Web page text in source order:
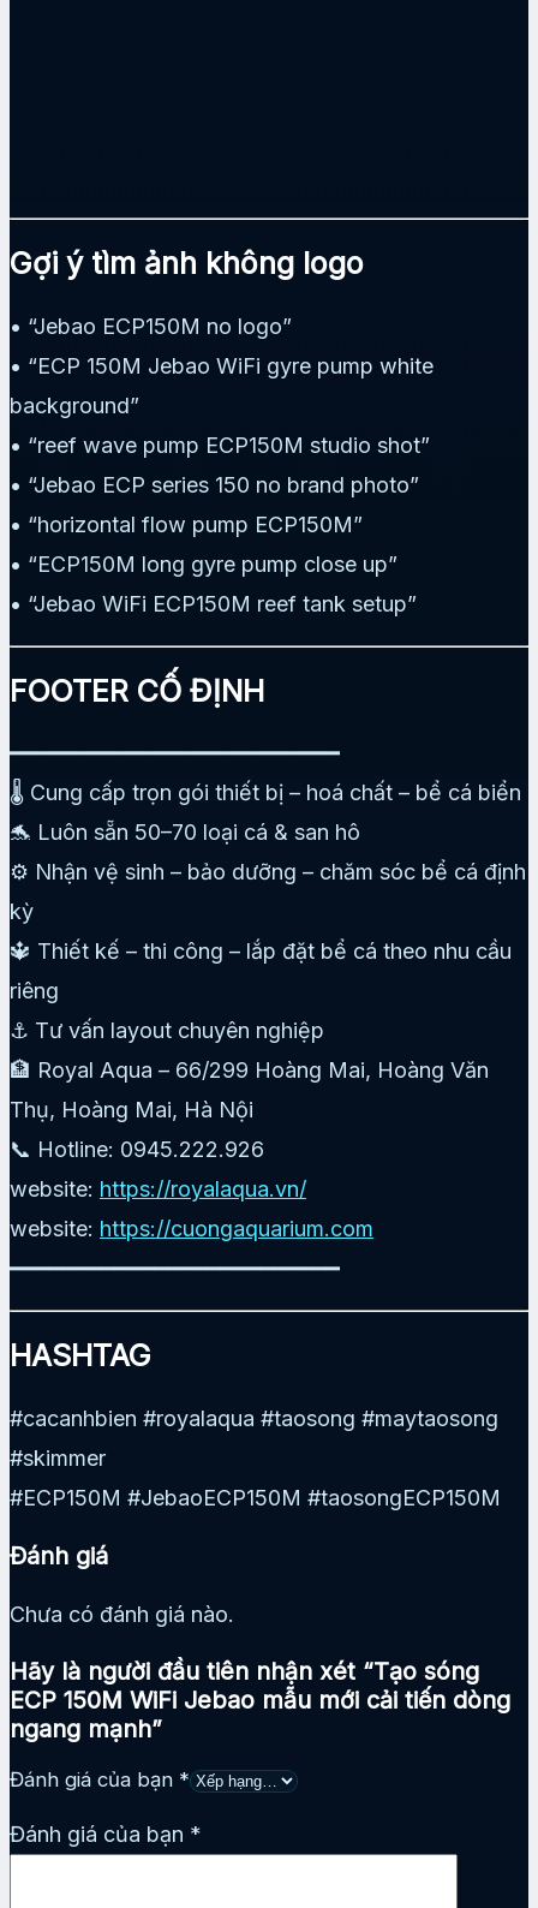
Gợi ý tìm ảnh không logo
• “Jebao ECP150M no logo”
• “ECP 150M Jebao WiFi gyre pump white
background”
• “reef wave pump ECP150M studio shot”
• “Jebao ECP series 150 no brand photo”
• “horizontal flow pump ECP150M”
• “ECP150M long gyre pump close up”
• “Jebao WiFi ECP150M reef tank setup”
FOOTER CỐ ĐỊNH
━━━━━━━━━━━━━━━━━━━━━━━━━
🌡️ Cung cấp trọn gói thiết bị – hoá chất – bể cá biển
🐬 Luôn sẵn 50–70 loại cá & san hô
⚙️ Nhận vệ sinh – bảo dưỡng – chăm sóc bể cá định
kỳ
🔱 Thiết kế – thi công – lắp đặt bể cá theo nhu cầu
riêng
⚓ Tư vấn layout chuyên nghiệp
🏦 Royal Aqua – 66/299 Hoàng Mai, Hoàng Văn
Thụ, Hoàng Mai, Hà Nội
📞 Hotline: 0945.222.926
website: https://royalaqua.vn/
website: https://cuongaquarium.com
━━━━━━━━━━━━━━━━━━━━━━━━━
HASHTAG
#cacanhbien #royalaqua #taosong #maytaosong
#skimmer
#ECP150M #JebaoECP150M #taosongECP150M
Đánh giá
Chưa có đánh giá nào.
Hãy là người đầu tiên nhận xét “Tạo sóng
ECP 150M WiFi Jebao mẫu mới cải tiến dòng
ngang mạnh”
Đánh giá của bạn *
Đánh giá của bạn *